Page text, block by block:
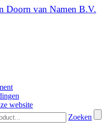
Doorn van Namen B.V.
website
Zoeken